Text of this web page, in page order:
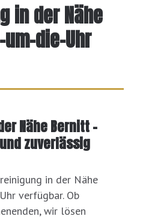
in der Nähe
die-Uhr
Nähe Bernitt –
zuverlässig
in der Nähe
verfügbar. Ob
wir lösen